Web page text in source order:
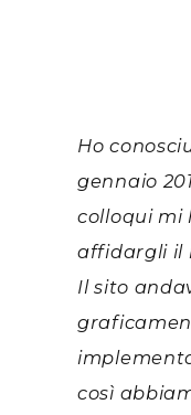
Ho
gennaio
colloqui mi
affidargli il
Il sito
così